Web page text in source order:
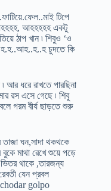
টিপে
আহহহহহ একটু
ঠাপ খান ৷ শিবুও ‘ও
চুদতে কি
আর ধরে রাখতে পারছিনা
রস এসে গেছে ৷ শিবু
গরম বীর্য ছাড়তে শুরু
তাজা ঘন,সাদা থকথকে
বুকে মাথা রেখে শুয়ে পড়ে
ভিতর থাকে ,তারজন্য
যেন প্রবল
chodar golpo